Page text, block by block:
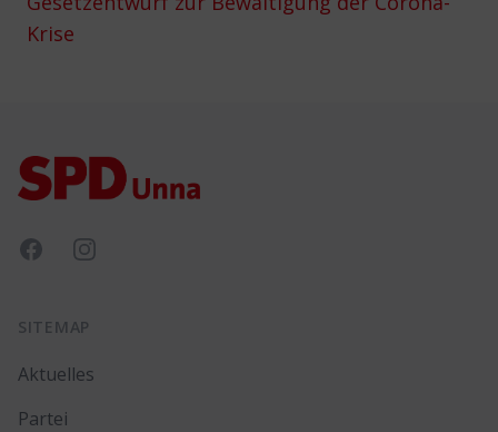
Krise
FacebookInstagram
SITEMAP
Aktuelles
Partei